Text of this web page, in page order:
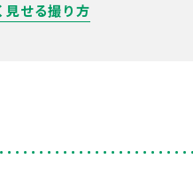
見せる撮り方